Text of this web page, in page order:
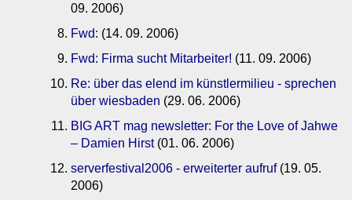
09. 2006)
Fwd: (14. 09. 2006)
Fwd: Firma sucht Mitarbeiter! (11. 09. 2006)
Re: über das elend im künstlermilieu - sprechen
über wiesbaden (29. 06. 2006)
BIG ART mag newsletter: For the Love of Jahwe
– Damien Hirst(01. 06. 2006)
serverfestival2006 - erweiterter aufruf(19. 05.
2006)